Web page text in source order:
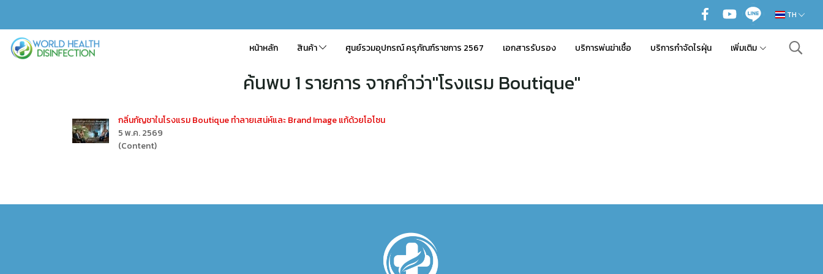
TH
หน้าหลัก สินค้า ศูนย์รวมอุปกรณ์ ครุภัณฑ์ราชการ 2567 เอกสารรับรอง บริการพ่นฆ่าเชื้อ บริการกำจัดไรฝุ่น เพิ่มเติม
ค้นพบ 1 รายการ จากคำว่า"โรงแรม Boutique"
กลิ่นกัญชาในโรงแรม Boutique ทำลายเสน่ห์และ Brand Image แก้ด้วยโอโซน
5 พ.ค. 2569
(Content)